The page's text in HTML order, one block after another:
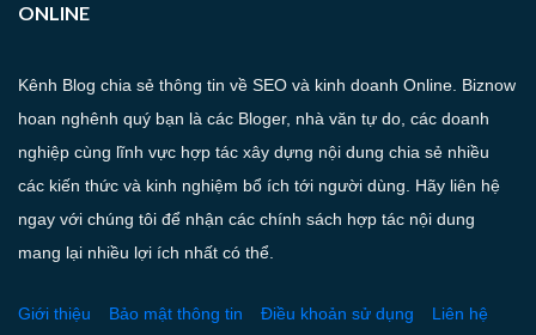
ONLINE
Kênh Blog chia sẻ thông tin về SEO và kinh doanh Online. Biznow
hoan nghênh quý bạn là các Bloger, nhà văn tự do, các doanh
nghiệp cùng lĩnh vực hợp tác xây dựng nội dung chia sẻ nhiều
các kiến thức và kinh nghiệm bổ ích tới người dùng. Hãy liên hệ
ngay với chúng tôi để nhận các chính sách hợp tác nội dung
mang lại nhiều lợi ích nhất có thể.
Giới thiệu Bảo mật thông tin Điều khoản sử dụng Liên hệ